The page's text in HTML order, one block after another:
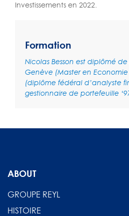
Investissements en 2022.
Formation
Nicolas Besson est diplômé de
Genève (Master en Economie
(diplôme fédéral d’analyste
gestionnaire de portefeuille
ABOUT
GROUPE REYL
HISTOIRE